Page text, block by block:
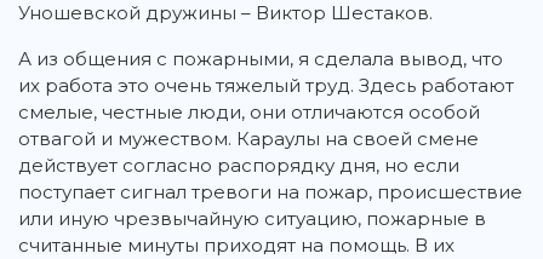
Уношевской дружины – Виктор Шестаков.
А из общения с пожарными, я сделала вывод, что
их работа это очень тяжелый труд. Здесь работают
смелые, честные люди, они отличаются особой
отвагой и мужеством. Караулы на своей смене
действует согласно распорядку дня, но если
поступает сигнал тревоги на пожар, происшествие
или иную чрезвычайную ситуацию, пожарные в
считанные минуты приходят на помощь. В их